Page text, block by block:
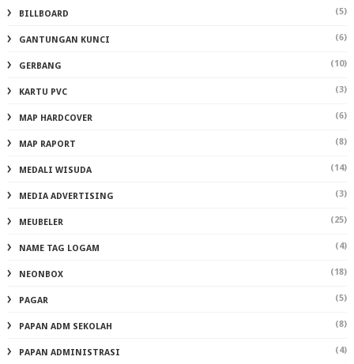
BILLBOARD (5)
GANTUNGAN KUNCI (6)
GERBANG (10)
KARTU PVC (3)
MAP HARDCOVER (6)
MAP RAPORT (8)
MEDALI WISUDA (14)
MEDIA ADVERTISING (3)
MEUBELER (25)
NAME TAG LOGAM (4)
NEONBOX (18)
PAGAR (5)
PAPAN ADM SEKOLAH (8)
PAPAN ADMINISTRASI (4)